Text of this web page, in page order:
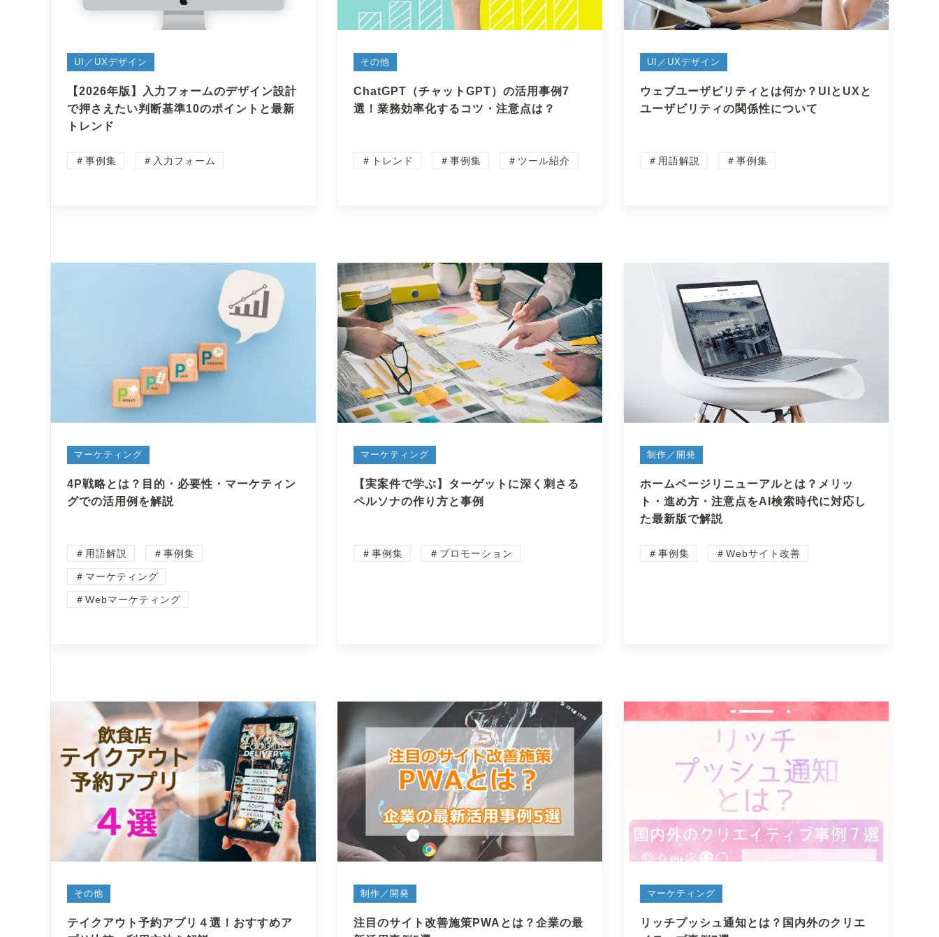
UI／UXデザイン
【2026年版】入力フォームのデザイン設計
で押さえたい判断基準10のポイントと最新
トレンド
＃事例集 ＃入力フォーム
その他
ChatGPT（チャットGPT）の活用事例7
選！業務効率化するコツ・注意点は？
＃トレンド ＃事例集 ＃ツール紹介
UI／UXデザイン
ウェブユーザビリティとは何か？UIとUXと
ユーザビリティの関係性について
＃用語解説 ＃事例集
マーケティング
4P戦略とは？目的・必要性・マーケティン
グでの活用例を解説
＃用語解説 ＃事例集
＃マーケティング
＃Webマーケティング
マーケティング
【実案件で学ぶ】ターゲットに深く刺さる
ペルソナの作り方と事例
＃事例集 ＃プロモーション
制作／開発
ホームページリニューアルとは？メリッ
ト・進め方・注意点をAI検索時代に対応し
た最新版で解説
＃事例集 ＃Webサイト改善
その他
テイクアウト予約アプリ４選！おすすめア
制作／開発
注目のサイト改善施策PWAとは？企業の最
マーケティング
リッチプッシュ通知とは？国内外のクリエ